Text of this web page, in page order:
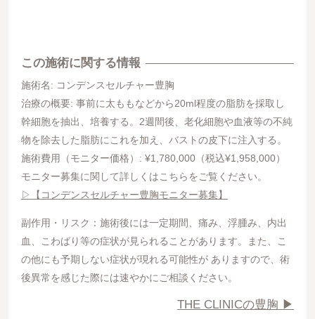
この施術に関する情報
施術名: コンデンスセルチャー豊胸
治療の概要: 事前に太ももなどから20ml程度の脂肪を採取し
幹細胞を抽出、培養する。2週間後、老化細胞や血液等の不純
物を除去した脂肪にこれを加え、バストの皮下に注入する。
施術費用（モニター価格）: ¥1,780,000（税込¥1,958,000）
モニター募集に関して詳しくはこちらをご覧ください。
▷【コンデンスセルチャー豊胸モニター募集】
副作用・リスク：施術後には一定期間、痛み、浮腫み、内出
血、こわばり等の症状が見られることがあります。また、こ
の他にも予期しない症状が現れる可能性が ありますので、術
後異常を感じた際には速やかにご相談ください。
THE CLINICの豊胸 ▶︎